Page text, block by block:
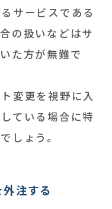
サービスである
の扱いなどはサ
た方が無難で
変更を視野に入
ている場合に特
しょう。
注する